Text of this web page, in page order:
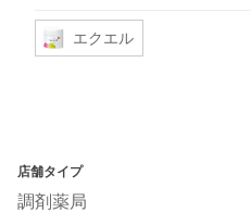
エクエル
店舗タイプ
調剤薬局